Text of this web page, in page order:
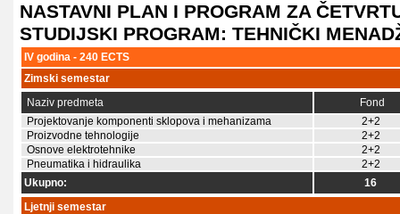
NASTAVNI PLAN I PROGRAM ZA
STUDIJSKI PROGRAM: TEHNIČKI
IV godina - 240 ECTS
Zimski semestar
Naziv predmeta
Fond
Projektovanje komponenti sklopova i mehanizama
2+2
Proizvodne tehnologije
2+2
Osnove elektrotehnike
2+2
Pneumatika i hidraulika
2+2
Ukupno:
16
Ljetnji semestar